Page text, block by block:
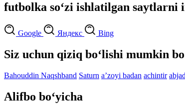
futbolka so‘zi ishlatilgan
Google Яндекс Bing
Siz uchun qiziq bo‘lishi mumkin
Bahouddin Naqshband Saturn aʼzoyi badan achintir abjad
Alifbo bo‘yicha